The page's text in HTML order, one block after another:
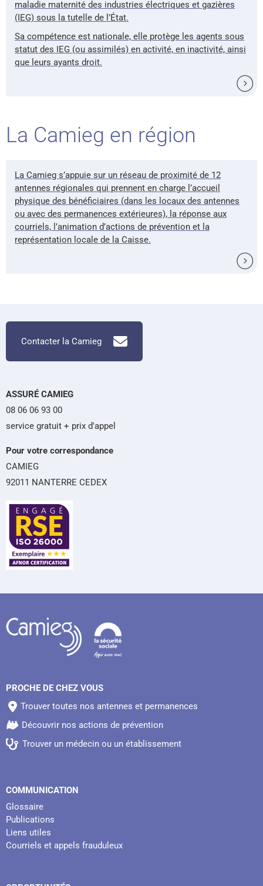
maladie maternité des industries électriques et gazières
(IEG) sous la tutelle de l’État.
Sa compétence est nationale, elle protège les agents sous
statut des IEG (ou assimilés) en activité, en inactivité, ainsi
que leurs ayants droit.
La Camieg en région
La Camieg s’appuie sur un réseau de proximité de 12
antennes régionales qui prennent en charge l’accueil
physique des bénéficiaires (dans les locaux des antennes
ou avec des permanences extérieures), la réponse aux
courriels, l’animation d’actions de prévention et la
représentation locale de la Caisse.
Contacter la Camieg
ASSURÉ CAMIEG
08 06 06 93 00
service gratuit + prix d'appel
Pour votre correspondance
CAMIEG
92011 NANTERRE CEDEX
PROCHE DE CHEZ VOUS
Trouver toutes nos antennes et permanences
Découvrir nos actions de prévention
Trouver un médecin ou un établissement
COMMUNICATION
Glossaire
Publications
Liens utiles
Courriels et appels frauduleux